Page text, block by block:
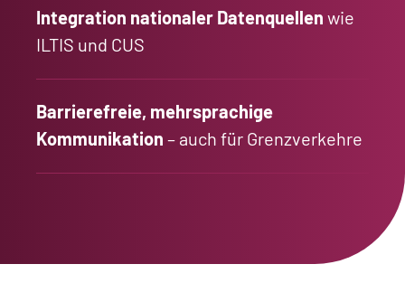
Integration nationaler Datenquellen wie
ILTIS und CUS
Barrierefreie, mehrsprachige
Kommunikation – auch für Grenzverkehre